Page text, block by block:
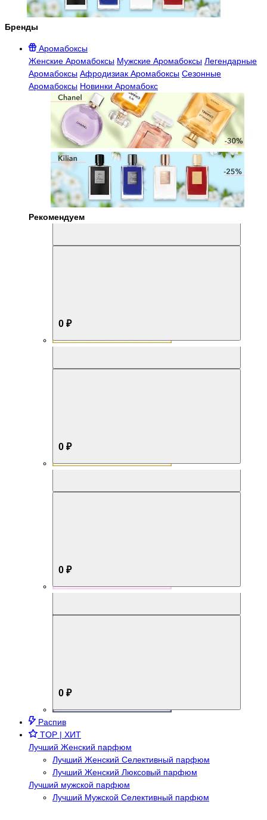
Бренды
Аромабоксы
Женские Аромабоксы Мужские Аромабоксы Легендарные
Аромабоксы Афродизиак Аромабоксы Сезонные
Аромабоксы Новинки Аромабокс
Рекомендуем
0 ₽
0 ₽
0 ₽
0 ₽
Распив
TOP | ХИТ
Лучший Женский парфюм
Лучший Женский Селективный парфюм
Лучший Женский Люксовый парфюм
Лучший мужской парфюм
Лучший Мужской Селективный парфюм